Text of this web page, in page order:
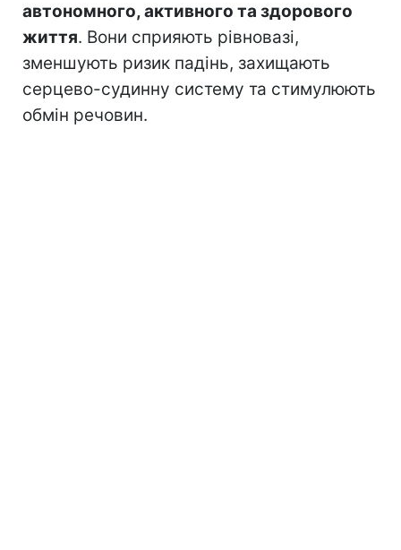
автономного, активного та здорового
життя. Вони сприяють рівновазі,
зменшують ризик падінь, захищають
серцево-судинну систему та стимулюють
обмін речовин.